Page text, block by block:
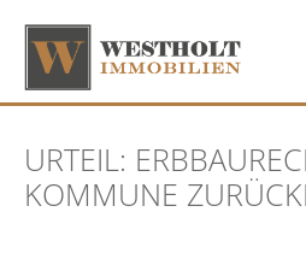
URTEIL:
KOMMUNE